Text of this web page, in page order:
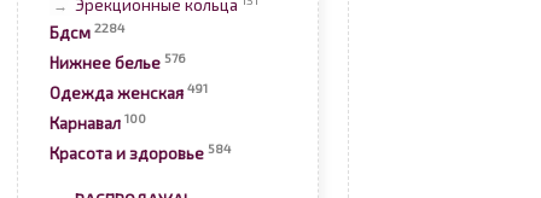
→ Эрекционные кольца
Бдсм 2284
Нижнее белье 576
Одежда женская 491
Карнавал 100
Красота и здоровье 584